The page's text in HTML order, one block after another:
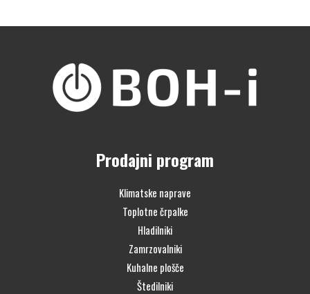
Prodajni program
Klimatske naprave
Toplotne črpalke
Hladilniki
Zamrzovalniki
Kuhalne plošče
Štedilniki